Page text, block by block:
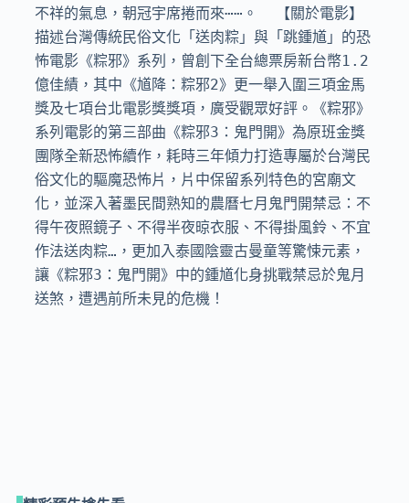
不祥的氣息，朝冠宇席捲而來⋯⋯。  【關於電影】
描述台灣傳統民俗文化「送肉粽」與「跳鍾馗」的恐
怖電影《粽邪》系列，曾創下全台總票房新台幣1.2
億佳績，其中《馗降：粽邪2》更一舉入圍三項金馬
獎及七項台北電影獎獎項，廣受觀眾好評。《粽邪》
系列電影的第三部曲《粽邪3：鬼門開》為原班金獎
團隊全新恐怖續作，耗時三年傾力打造專屬於台灣民
俗文化的驅魔恐怖片，片中保留系列特色的宮廟文
化，並深入著墨民間熟知的農曆七月鬼門開禁忌：不
得午夜照鏡子、不得半夜晾衣服、不得掛風鈴、不宜
作法送肉粽…，更加入泰國陰靈古曼童等驚悚元素，
讓《粽邪3：鬼門開》中的鍾馗化身挑戰禁忌於鬼月
送煞，遭遇前所未見的危機！